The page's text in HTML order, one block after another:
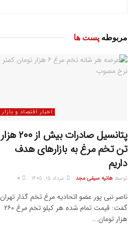
مربوطه پست ها
اخبار اقتصاد و بازار
پتانسیل صادرات بیش از ۲۰۰ هزار
تن تخم مرغ به بازار‌های هدف
داریم
توسط هانیه سیفی مجد مرداد ۱۵, ۱۴۰۵ 0
ناصر نبی پور عضو اتحادیه مرغ تخم گذار تهران
گفت: قیمت تمام شده هر کیلو تخم مرغ ۲۶۰
هزار تومان...